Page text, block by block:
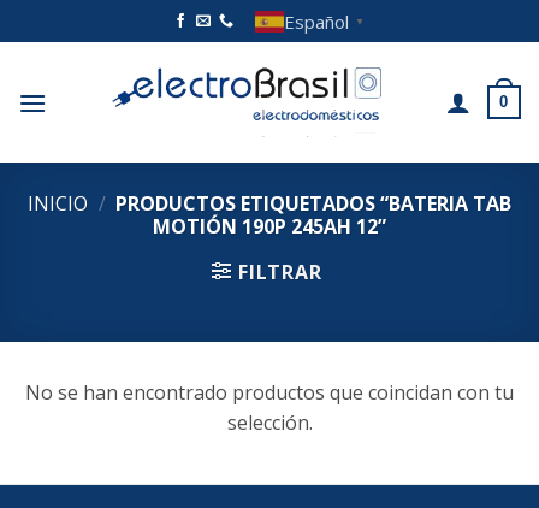
al
Español ▼
0
INICIO / PRODUCTOS ETIQUETADOS “BATERIA TAB
MOTIÓN 190P 245AH 12”
FILTRAR
No se han encontrado productos que coincidan con tu
selección.